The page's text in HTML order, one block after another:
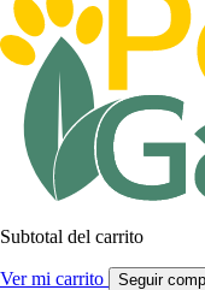
Subtotal del carrito
Ver mi carrito Seguir